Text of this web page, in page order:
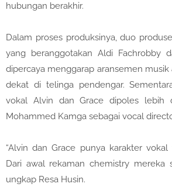
hubungan berakhir.
Dalam proses produksinya, duo
yang beranggotakan Aldi Fachrobby
dipercaya menggarap aransemen musik
dekat di telinga pendengar.
vokal Alvin dan Grace dipoles lebih
Mohammed Kamga sebagai vocal
“Alvin dan Grace punya karakter
Dari awal rekaman chemistry mereka
ungkap Resa Husin.